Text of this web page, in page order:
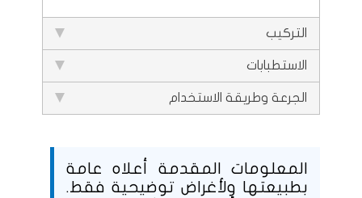
التركيب
الاستطبابات
الجرعة وطريقة الاستخدام
المعلومات المقدمة أعلاه عامة
بطبيعتها ولأغراض توضيحية فقط.